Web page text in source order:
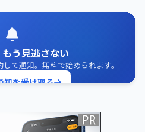
う見逃さない
て通知。無料で始められます。
知を受け取る